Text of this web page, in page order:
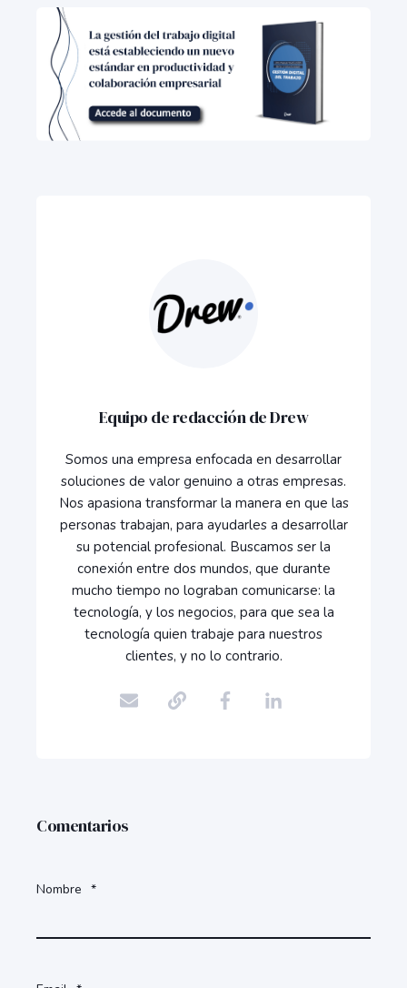
Equipo de redacción de Drew
Somos una empresa enfocada en desarrollar
soluciones de valor genuino a otras empresas.
Nos apasiona transformar la manera en que las
personas trabajan, para ayudarles a desarrollar
su potencial profesional. Buscamos ser la
conexión entre dos mundos, que durante
mucho tiempo no lograban comunicarse: la
tecnología, y los negocios, para que sea la
tecnología quien trabaje para nuestros
clientes, y no lo contrario.
Comentarios
Nombre *